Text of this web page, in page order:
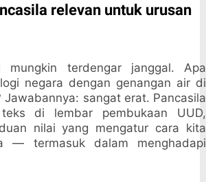
relevan untuk urusan
mungkin terdengar janggal. Apa
negara dengan genangan air di
Jawabannya: sangat erat. Pancasila
di lembar pembukaan UUD,
nilai yang mengatur cara kita
— termasuk dalam menghadapi